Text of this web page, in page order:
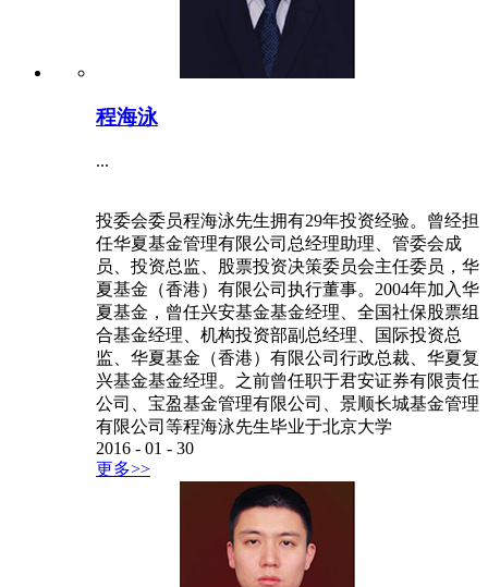
程海泳
...
投委会委员程海泳先生拥有29年投资经验。曾经担
任华夏基金管理有限公司总经理助理、管委会成
员、投资总监、股票投资决策委员会主任委员，华
夏基金（香港）有限公司执行董事。2004年加入华
夏基金，曾任兴安基金基金经理、全国社保股票组
合基金经理、机构投资部副总经理、国际投资总
监、华夏基金（香港）有限公司行政总裁、华夏复
兴基金基金经理。之前曾任职于君安证券有限责任
公司、宝盈基金管理有限公司、景顺长城基金管理
有限公司等程海泳先生毕业于北京大学
2016 - 01 - 30
更多>>